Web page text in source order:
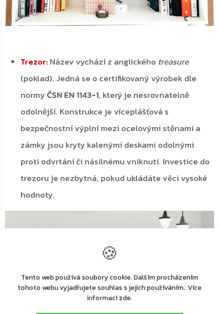
🍪
Tento web používá soubory cookie. Dalším procházením
tohoto webu vyjadřujete souhlas s jejich používáním.. Více
informací zde.
Trezor: Název vychází z anglického treasure
(poklad). Jedná se o certifikovaný výrobek dle
normyČSN EN 1143-1, který je nesrovnatelně
odolnější. Konstrukce je víceplášťová s
bezpečnostní výplní mezi ocelovými stěnami a
zámky jsou kryty kalenými deskami odolnými
proti odvrtání či násilnému vniknutí. Investice do
trezoru je nezbytná, pokud ukládáte věci vysoké
hodnoty.